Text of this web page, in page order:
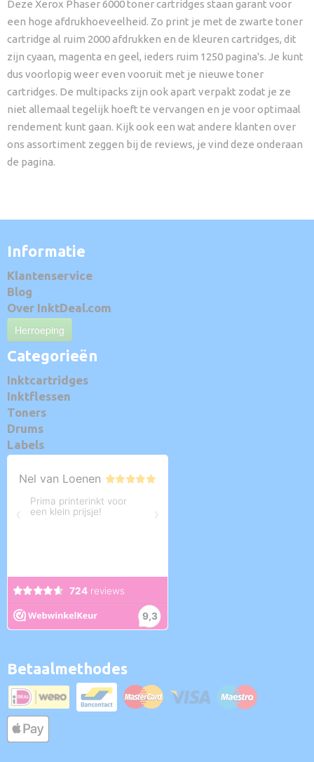
Deze Xerox Phaser 6000 toner cartridges staan garant voor
een hoge afdrukhoeveelheid. Zo print je met de zwarte toner
cartridge al ruim 2000 afdrukken en de kleuren cartridges, dit
zijn cyaan, magenta en geel, ieders ruim 1250 pagina's. Je kunt
dus voorlopig weer even vooruit met je nieuwe toner
cartridges. De multipacks zijn ook apart verpakt zodat je ze
niet allemaal tegelijk hoeft te vervangen en je voor optimaal
rendement kunt gaan. Kijk ook een wat andere klanten over
ons assortiment zeggen bij de reviews, je vind deze onderaan
de pagina.
Informatie
Klantenservice
Blog
Over InktDeal.com
Herroeping
Categorieën
Inktcartridges
Inktflessen
Toners
Drums
Labels
Betaalmethodes